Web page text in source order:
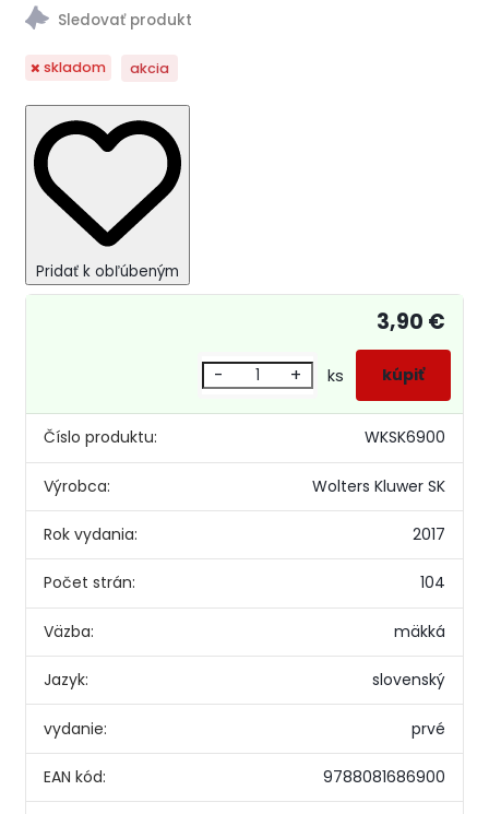
skladom akcia
Pridať k obľúbeným
Číslo produktu: WKSK6900
Výrobca: Wolters Kluwer SK
Rok vydania: 2017
Počet strán: 104
Väzba: mäkká
Jazyk: slovenský
vydanie: prvé
EAN kód: 9788081686900
3,90 €
- + ks